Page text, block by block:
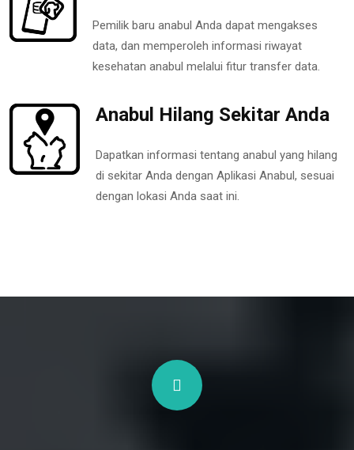
Pemilik baru anabul Anda dapat mengakses
data, dan memperoleh informasi riwayat
kesehatan anabul melalui fitur transfer data.
Anabul Hilang Sekitar Anda
Dapatkan informasi tentang anabul yang hilang
di sekitar Anda dengan Aplikasi Anabul, sesuai
dengan lokasi Anda saat ini.